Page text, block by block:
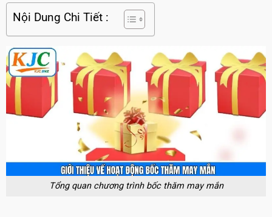
Nội Dung Chi Tiết :
Tổng quan chương trình bốc thăm may mắn